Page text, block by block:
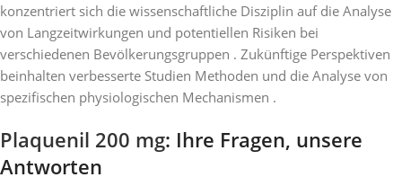
konzentriert sich die wissenschaftliche Disziplin auf die Analyse
von Langzeitwirkungen und potentiellen Risiken bei
verschiedenen Bevölkerungsgruppen . Zukünftige Perspektiven
beinhalten verbesserte Studien Methoden und die Analyse von
spezifischen physiologischen Mechanismen .
Plaquenil 200 mg: Ihre Fragen, unsere
Antworten